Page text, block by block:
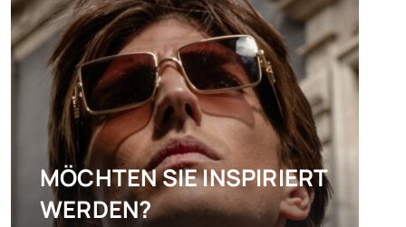
MÖCHTEN SIE INSPIRIERT
WERDEN?